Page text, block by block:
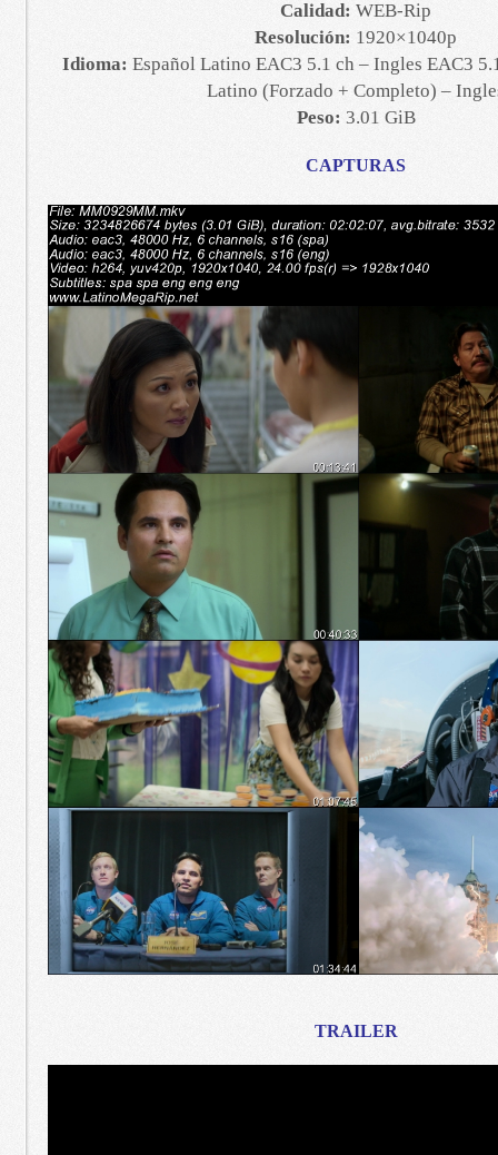
Calidad: WEB-Rip
Resolución: 1920×1040p
Idioma: Español Latino EAC3 5.1 ch – Ingles EAC3
Latino (Forzado + Completo) –
Peso: 3.01 GiB
CAPTURAS
TRAILER